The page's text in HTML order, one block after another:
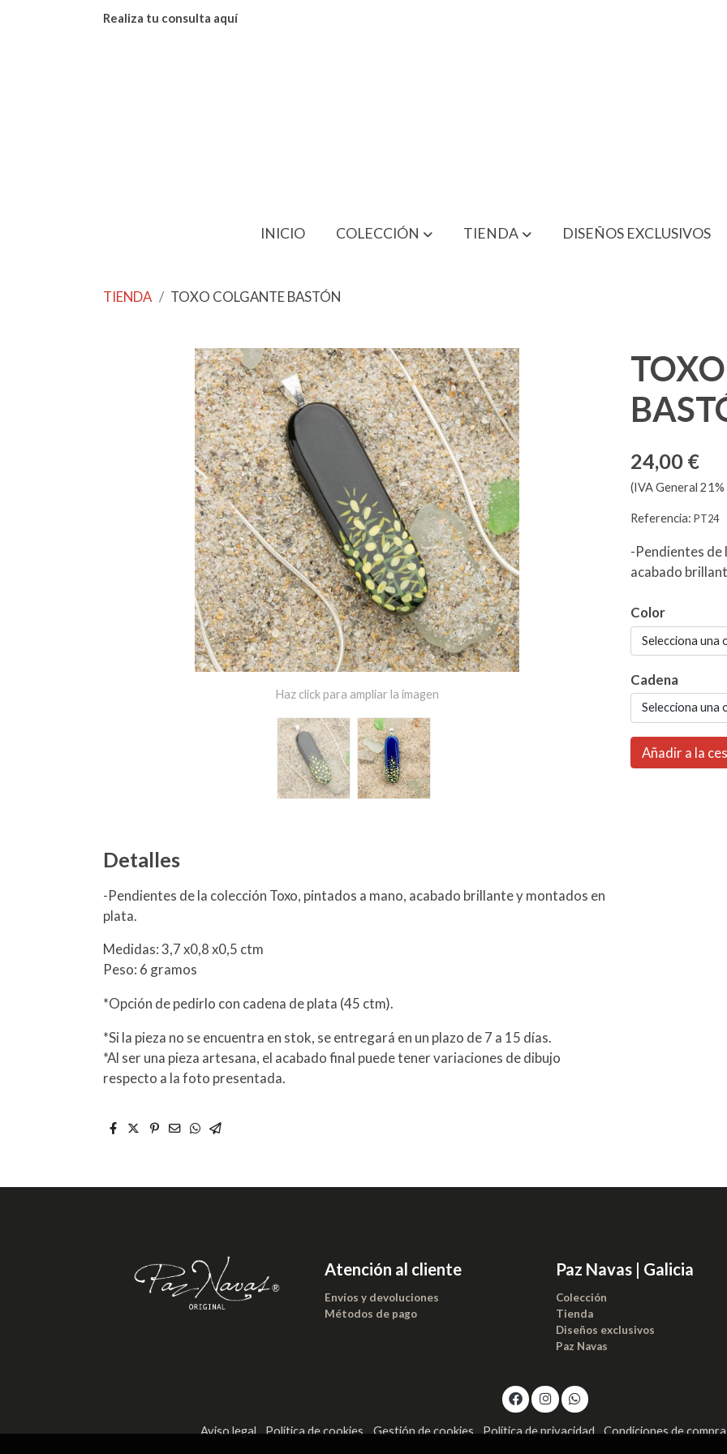
Realiza tu consulta aquí
INICIO COLECCIÓN TIENDA DISEÑOS EXCLUSIVOS
TIENDA TOXO COLGANTE BASTÓN
Haz click para ampliar la imagen
Detalles
-Pendientes de la colección Toxo, pintados a mano, acabado brillante y montados en
plata.
Medidas: 3,7 x0,8 x0,5 ctm
Peso: 6 gramos
*Opción de pedirlo con cadena de plata (45 ctm).
*Si la pieza no se encuentra en stok, se entregará en un plazo de 7 a 15 días.
*Al ser una pieza artesana, el acabado final puede tener variaciones de dibujo
respecto a la foto presentada.
24,00 €
(IVA General
Referencia:PT24
-Pendientes de
acabado
Color
Selecciona una
Cadena
Selecciona una
Añadir a la
Atención al cliente
Envíos y devoluciones
Métodos de pago
Paz Navas | Galicia
Colección
Tienda
Diseños exclusivos
Paz Navas
Aviso legal Política de cookies Gestión de cookies Política de privacidad Condiciones de compra